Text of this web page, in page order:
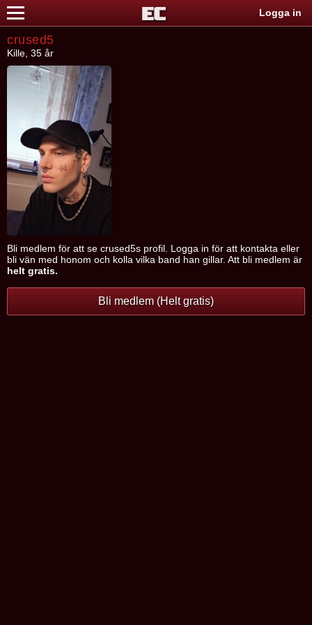
Logga in
crused5
Kille, 35 år
Bli medlem för att se crused5s profil. Logga in för att kontakta eller
bli vän med honom och kolla vilka band han gillar. Att bli medlem är
helt gratis.
Bli medlem (Helt gratis)